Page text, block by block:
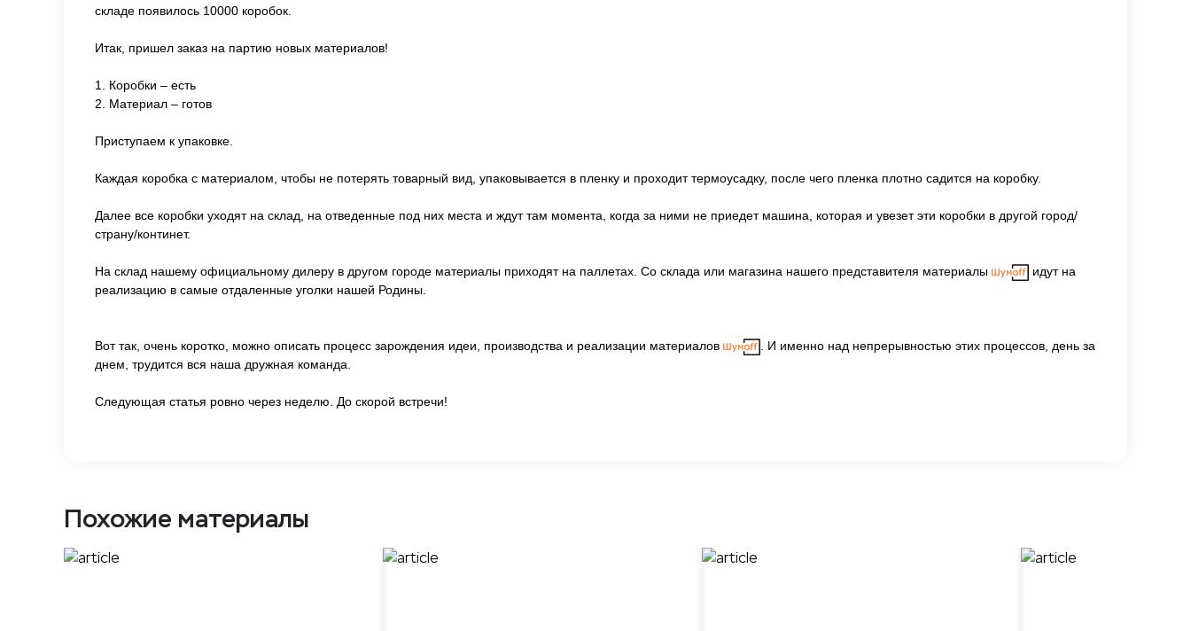
складе появилось 10000 коробок.
Итак, пришел заказ на партию новых материалов!
1. Коробки – есть
2. Материал – готов
Приступаем к упаковке.
Каждая коробка с материалом, чтобы не потерять товарный вид, упаковывается в пленку и проходит термоусадку, после чего пленка плотно садится на коробку.
Далее все коробки уходят на склад, на отведенные под них места и ждут там момента, когда за ними не приедет машина, которая и увезет эти коробки в другой город/
страну/континет.
На склад нашему официальному дилеру в другом городе материалы приходят на паллетах. Со склада или магазина нашего представителя материалы
идут на
реализацию в самые отдаленные уголки нашей Родины.
Вот так, очень коротко, можно описать процесс зарождения идеи, производства и реализации материалов
. И именно над непрерывностью этих процессов, день за
днем, трудится вся наша дружная команда.
Следующая статья ровно через неделю. До скорой встречи!
Похожие материалы